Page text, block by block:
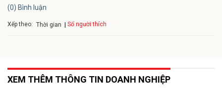
(0) Bình luận
Xếp theo: Thời gian Số người thích
XEM THÊM THÔNG TIN DOANH NGHIỆP